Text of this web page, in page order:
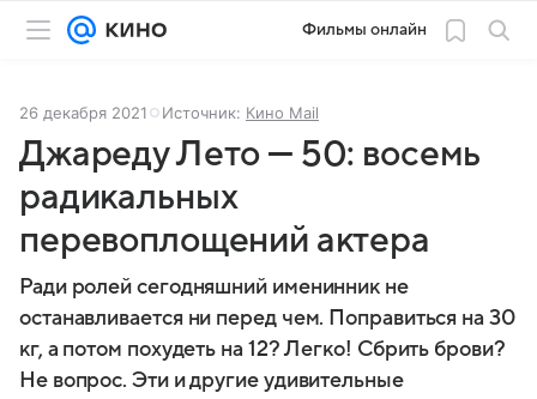
Фильмы онлайн
26 декабря 2021 Источник: Кино Mail
Джареду Лето — 50: восемь
радикальных
перевоплощений актера
Ради ролей сегодняшний именинник не
останавливается ни перед чем. Поправиться на 30
кг, а потом похудеть на 12? Легко! Сбрить брови?
Не вопрос. Эти и другие удивительные